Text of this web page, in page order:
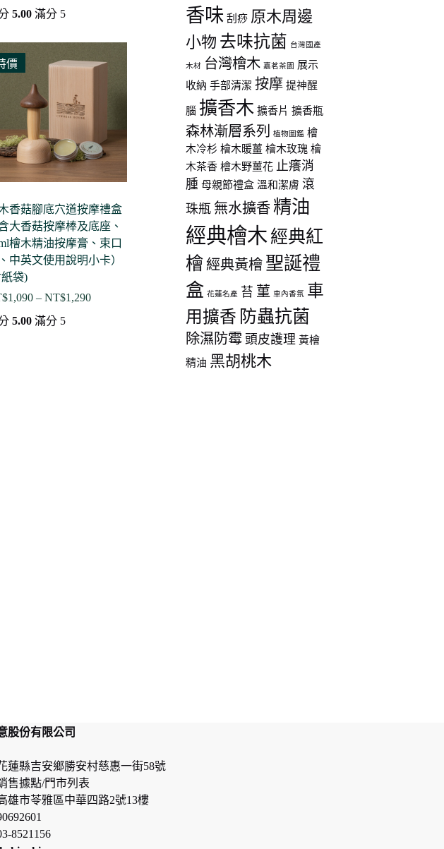
圍：
5.00 滿分 5
價
香菇腳底穴道按摩禮盒
含大香菇按摩棒及底座、
檜木精油按摩膏、束口
中英文使用說明小卡）
袋)
1,090 – NT$1,290價
5.00 滿分 5
香味 刮痧 原木周邊
小物 去味抗菌 台灣國產
木材 台灣檜木 嘉茗茶園
展示
收納 手部清潔 按摩 提神醒
腦 擴香木 擴香片 擴香瓶
森林漸層系列 植物圖鑑 檜
木冷杉 檜木暖薑 檜木玫瑰 檜
木茶香 檜木野薑花 止癢消
腫 母親節禮盒 溫和潔膚 滾
珠瓶 無水擴香 精油
經典檜木 經典紅
檜 經典黃檜 聖誕禮
盒 花蓮名產 苔 菫 車內香氛 車
用擴香 防蟲抗菌
除濕防霉 頭皮護理 黃檜
精油 黑胡桃木
股份有限公司
蓮縣吉安鄉勝安村慈惠一街58號
售據點/門市列表
雄市苓雅區中華四路2號13樓
8521156